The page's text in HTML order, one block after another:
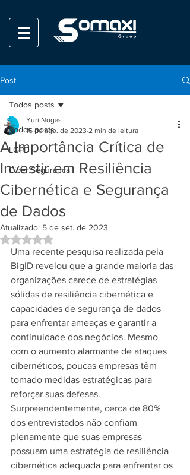
Post
Todos posts
LGPD
Ciber Seguranca
Todos posts
A Importância Crítica de
Investir em Resiliência
Cibernética e Segurança
de Dados
Yuri Nogas
16 de ago. de 2023 2 min de leitura
Atualizado: 5 de set. de 2023
Avaliado com NaN de 5 estrelas.
Uma recente pesquisa realizada pela
BigID revelou que a grande maioria das
organizações carece de estratégias
sólidas de resiliência cibernética e
capacidades de segurança de dados
para enfrentar ameaças e garantir a
continuidade dos negócios. Mesmo
com o aumento alarmante de ataques
cibernéticos, poucas empresas têm
tomado medidas estratégicas para
reforçar suas defesas.
Surpreendentemente, cerca de 80%
dos entrevistados não confiam
plenamente que suas empresas
possuam uma estratégia de resiliência
cibernética adequada para enfrentar os